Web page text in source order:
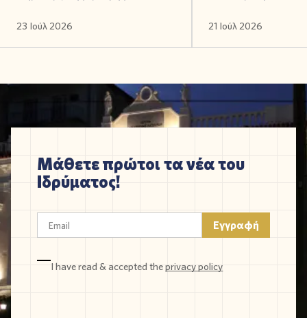
23 Ιούλ 2026 21 Ιούλ 2026
Μάθετε πρώτοι τα νέα του
Ιδρύματος!
I have read & accepted theprivacy policy